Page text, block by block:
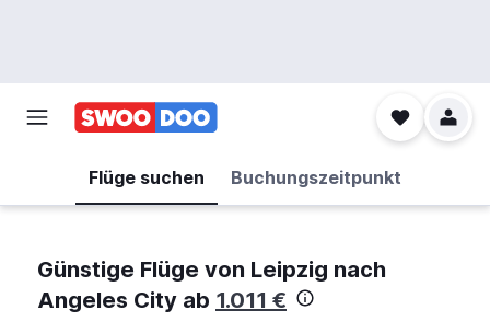
Flüge suchen Buchungszeitpunkt
Günstige Flüge von Leipzig nach
Angeles City ab 1.011 €